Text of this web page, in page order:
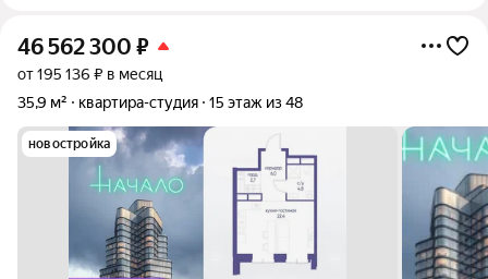
46 562 300 ₽
от 195 136 ₽ в месяц
35,9 м²
квартира-студия 15 этаж из 48
новостройка